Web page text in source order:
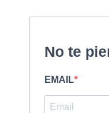
No te
EMAIL